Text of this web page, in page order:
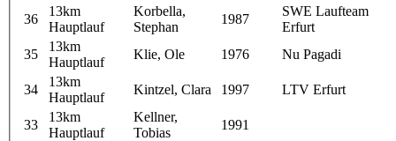
36
13km
Hauptlauf
Korbella,
Stephan
1987
SWE Laufteam
Erfurt
35
13km
Hauptlauf
Klie, Ole 1976 Nu Pagadi
34
13km
Hauptlauf
Kintzel, Clara 1997 LTV Erfurt
33
13km
Hauptlauf
Kellner,
Tobias
1991